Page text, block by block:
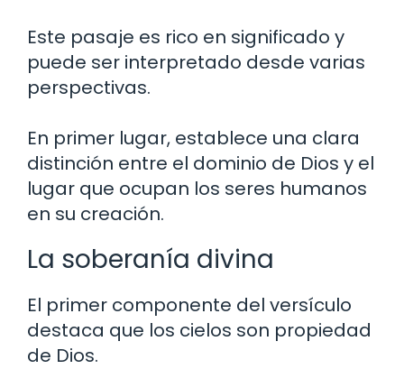
Este pasaje es rico en significado y
puede ser interpretado desde varias
perspectivas.
En primer lugar, establece una clara
distinción entre el dominio de Dios y el
lugar que ocupan los seres humanos
en su creación.
La soberanía divina
El primer componente del versículo
destaca que los cielos son propiedad
de Dios.